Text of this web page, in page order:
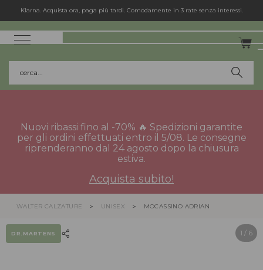
Klarna. Acquista ora, paga più tardi. Comodamente in 3 rate senza interessi.
cerca...
Nuovi ribassi fino al -70% 🔥 Spedizioni garantite
per gli ordini effettuati entro il 5/08. Le consegne
riprenderanno dal 24 agosto dopo la chiusura
estiva.
Acquista subito!
WALTER CALZATURE UNISEX MOCASSINO ADRIAN
1 / 6
DR.MARTENS